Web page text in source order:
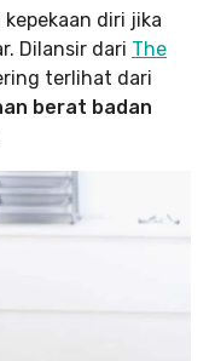
diri jika
Dilansir dari The
terlihat dari
berat badan